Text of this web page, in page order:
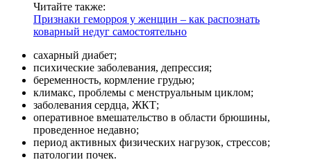
Читайте также:
Признаки геморроя у женщин – как распознать
коварный недуг самостоятельно
сахарный диабет;
психические заболевания, депрессия;
беременность, кормление грудью;
климакс, проблемы с менструальным циклом;
заболевания сердца, ЖКТ;
оперативное вмешательство в области брюшины,
проведенное недавно;
период активных физических нагрузок, стрессов;
патологии почек.